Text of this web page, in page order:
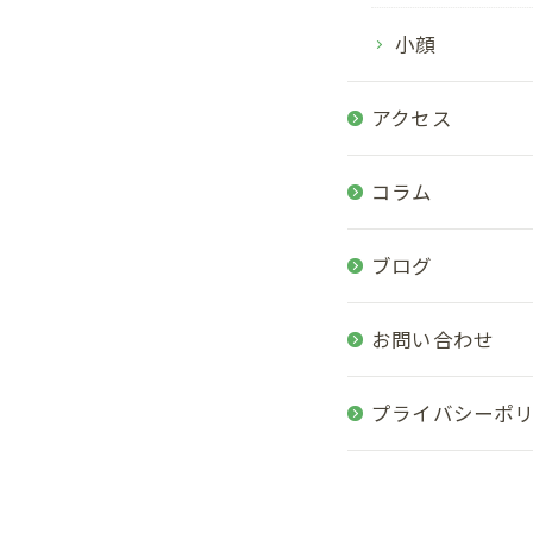
小顔
アクセス
コラム
ブログ
お問い合わせ
プライバシーポ